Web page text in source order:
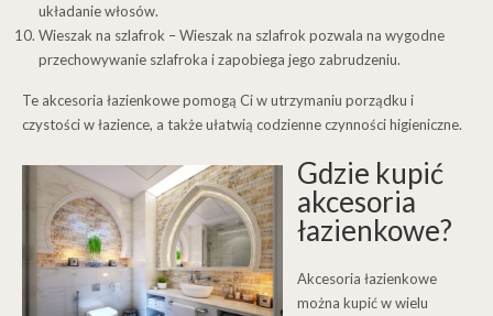
układanie włosów.
Wieszak na szlafrok – Wieszak na szlafrok pozwala na wygodne
przechowywanie szlafroka i zapobiega jego zabrudzeniu.
Te akcesoria łazienkowe pomogą Ci w utrzymaniu porządku i
czystości w łazience, a także ułatwią codzienne czynności higieniczne.
Gdzie kupić
akcesoria
łazienkowe?
Akcesoria łazienkowe
można kupić w wielu